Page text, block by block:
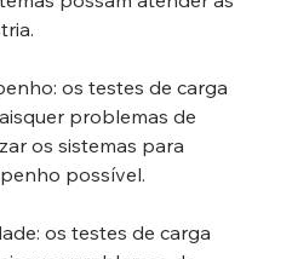
os testes de carga
problemas de
os sistemas para
possível.
os testes de carga